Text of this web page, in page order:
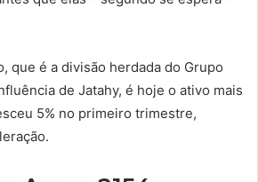
que é a divisão herdada do Grupo
de Jatahy, é hoje o ativo mais
5% no primeiro trimestre,